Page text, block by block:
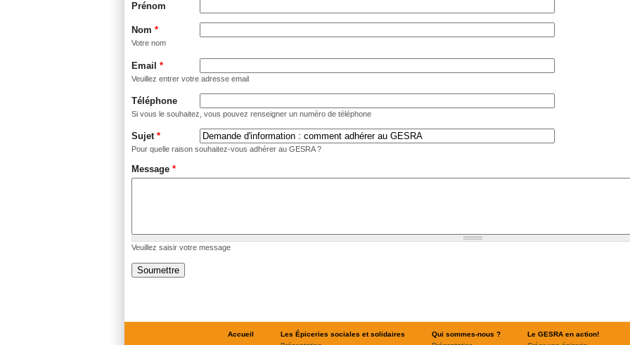
Prénom
Nom *
Votre nom
Email *
Veuillez entrer votre adresse email
Téléphone
Si vous le souhaitez, vous pouvez renseigner un numéro de téléphone
Sujet *
Pour quelle raison souhaitez-vous adhérer au GESRA ?
Message *
Veuillez saisir votre message
Accueil
Les Épiceries sociales et solidaires
Qui sommes-nous ?
Le GESRA en action!